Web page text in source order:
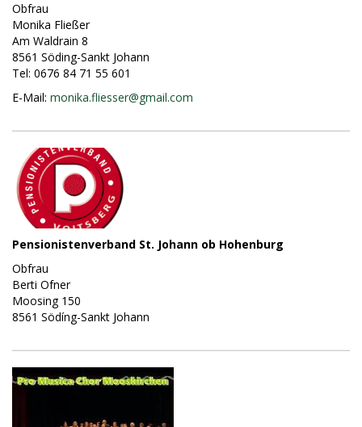
Obfrau
Monika Fließer
Am Waldrain 8
8561 Söding-Sankt Johann
Tel: 0676 84 71 55 601
E-Mail: monika.fliesser@gmail.com
Pensionistenverband St. Johann ob Hohenburg
Obfrau
Berti Ofner
Moosing 150
8561 Södíng-Sankt Johann